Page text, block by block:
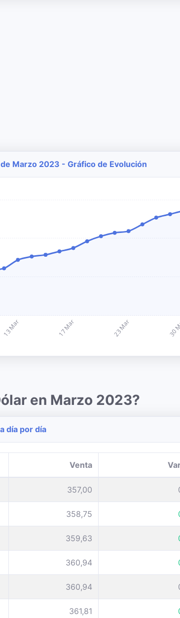
Marzo 2023 - Gráfico de Evolución
en Marzo 2023?
día por día
Venta
357,00
358,75
359,63
360,94
360,94
361,81